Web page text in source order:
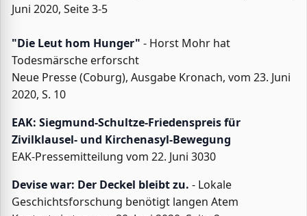
Juni 2020, Seite 3-5
"Die Leut hom Hunger" - Horst Mohr hat
Todesmärsche erforscht
Neue Presse (Coburg), Ausgabe Kronach, vom 23. Juni
2020, S. 10
EAK: Siegmund-Schultze-Friedenspreis für
Zivilklausel- und Kirchenasyl-Bewegung
EAK-Pressemitteilung vom 22. Juni 3030
Devise war: Der Deckel bleibt zu. - Lokale
Geschichtsforschung benötigt langen Atem